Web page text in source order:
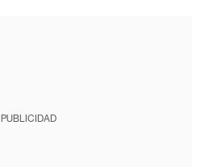
PUBLICIDAD